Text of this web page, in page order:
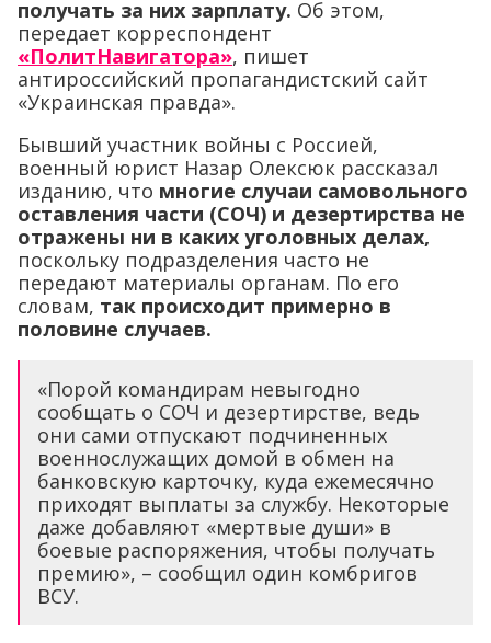
получать за них зарплату. Об этом,
передает корреспондент
«ПолитНавигатора», пишет
антироссийский пропагандистский сайт
«Украинская правда».
Бывший участник войны с Россией,
военный юрист Назар Олексюк рассказал
изданию, что многие случаи самовольного
оставления части (СОЧ) и дезертирства не
отражены ни в каких уголовных делах,
поскольку подразделения часто не
передают материалы органам. По его
словам, так происходит примерно в
половине случаев.
«Порой командирам невыгодно
сообщать о СОЧ и дезертирстве, ведь
они сами отпускают подчиненных
военнослужащих домой в обмен на
банковскую карточку, куда ежемесячно
приходят выплаты за службу. Некоторые
даже добавляют «мертвые души» в
боевые распоряжения, чтобы получать
премию», – сообщил один комбригов
ВСУ.